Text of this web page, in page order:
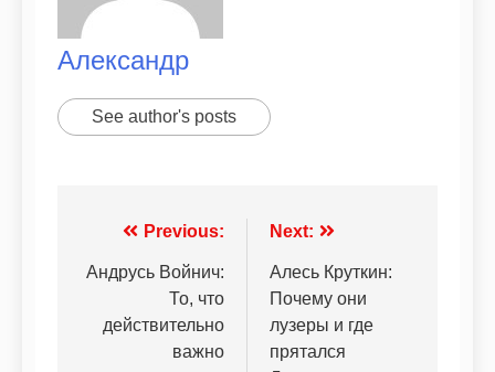
Александр
See author's posts
Previous:
Андрусь Войнич:
То, что
действительно
важно
Next:
Алесь Круткин:
Почему они
лузеры и где
прятался